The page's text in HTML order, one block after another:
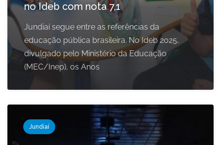
no Ideb com nota 7,1
Jundiaí segue entre as referências da
educação pública brasileira. No Ideb 2025,
divulgado pelo Ministério da Educação
(MEC/Inep), os Anos
Jundiaí